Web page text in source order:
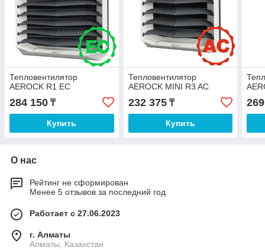
Тепловентилятор
AEROCK R1 ЕC
284 150 ₸
Купить
Тепловентилятор
AEROCK MINI R3 AC
232 375₸
Купить
О нас
Рейтинг не сформирован
Менее 5 отзывов за последний год
Работает с 27.06.2023
г. Алматы
Алматы, Казахстан